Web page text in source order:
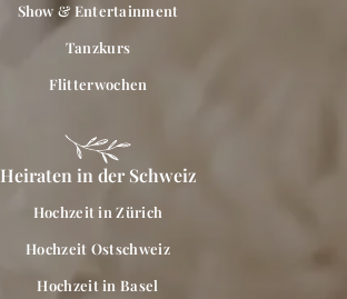
Show & Entertainment
Tanzkurs
Flitterwochen
Heiraten in der Schweiz
Hochzeit in Zürich
Hochzeit Ostschweiz
Hochzeit in Basel